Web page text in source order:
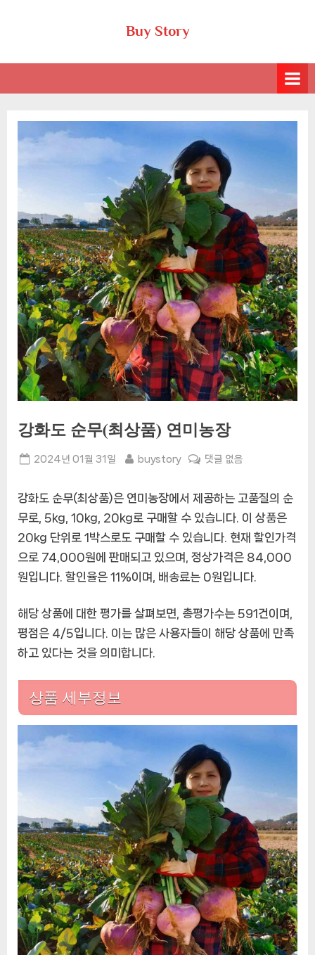
Buy Story
강화도 순무(최상품) 연미농장
Posted
2024년 01월 31일 By
buystory
강
순
무
(최
상
품)
농
장
댓글 없음
강화도 순무(최상품)은 연미농장에서 제공하는 고품질의 순
무로, 5kg, 10kg, 20kg로 구매할 수 있습니다. 이 상품은
20kg 단위로 1박스로도 구매할 수 있습니다. 현재 할인가격
으로 74,000원에 판매되고 있으며, 정상가격은 84,000
원입니다. 할인율은 11%이며, 배송료는 0원입니다.
해당 상품에 대한 평가를 살펴보면, 총평가수는 591건이며,
평점은 4/5입니다. 이는 많은 사용자들이 해당 상품에 만족
하고 있다는 것을 의미합니다.
상품 세부정보